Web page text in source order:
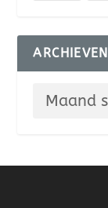
ARCHIEVEN